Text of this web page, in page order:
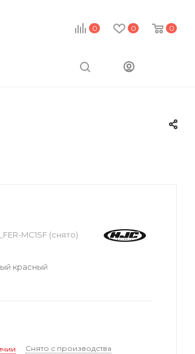
0 0 0
MC1SF (снято)
красный
Снято с производства